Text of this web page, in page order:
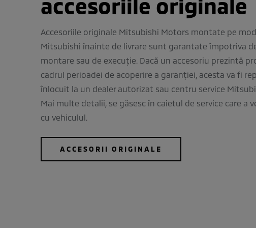
Accesoriile originale Mitsubishi Motors montate pe
Mitsubishi înainte de livrare sunt garantate împotriva
montare sau de execuție. Dacă un accesoriu prezintă
cadrul perioadei de acoperire a garanției, acesta va fi
înlocuit la un dealer autorizat sau centru service
Mai multe detalii, se găsesc în caietul de service care a
cu vehiculul.
ACCESORII ORIGINALE